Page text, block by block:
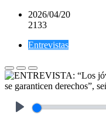
2026/04/20
2133
Entrevistas